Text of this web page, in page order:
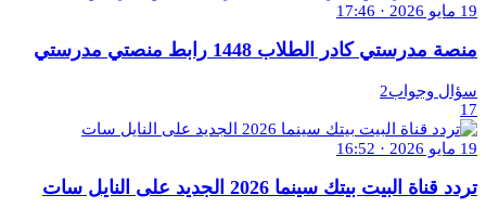
19 مايو 2026 · 17:46
منصة مدرستي كادر الطلاب 1448 رابط منصتي مدرستي
سؤال وجواب2
17
19 مايو 2026 · 16:52
تردد قناة البيت بيتك سينما 2026 الجديد على النايل سات